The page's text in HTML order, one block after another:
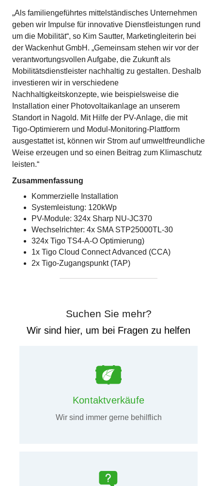
„Als familiengeführtes mittelständisches Unternehmen
geben wir Impulse für innovative Dienstleistungen rund
um die Mobilität“, so Kim Sautter, Marketingleiterin bei
der Wackenhut GmbH. „Gemeinsam stehen wir vor der
verantwortungsvollen Aufgabe, die Zukunft als
Mobilitätsdienstleister nachhaltig zu gestalten. Deshalb
investieren wir in verschiedene
Nachhaltigkeitskonzepte, wie beispielsweise die
Installation einer Photovoltaikanlage an unserem
Standort in Nagold. Mit Hilfe der PV-Anlage, die mit
Tigo-Optimierern und Modul-Monitoring-Plattform
ausgestattet ist, können wir Strom auf umweltfreundliche
Weise erzeugen und so einen Beitrag zum Klimaschutz
leisten.“
Zusammenfassung
Kommerzielle Installation
Systemleistung: 120kWp
PV-Module: 324x Sharp NU-JC370
Wechselrichter: 4x SMA STP25000TL-30
324x Tigo TS4-A-O Optimierung)
1x Tigo Cloud Connect Advanced (CCA)
2x Tigo-Zugangspunkt (TAP)
Suchen Sie mehr?
Wir sind hier, um bei Fragen zu helfen
Kontaktverkäufe
Wir sind immer gerne behilflich